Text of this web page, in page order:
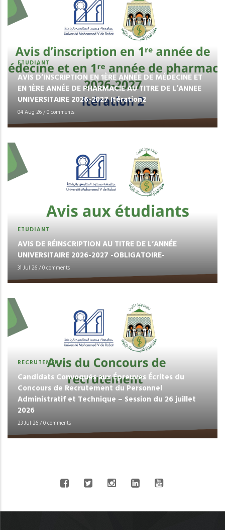
ETUDIANT
AVIS D’INSCRIPTION EN 1ÈRE ANNÉE DE MÉDECINE ET
EN 1ÈRE ANNÉE DE PHARMACIE AU TITRE DE L’ANNEE
UNIVERSITAIRE 2026-2027 Itération2
04 Aug 26/0 comments
ETUDIANT
AVIS DE RÉINSCRIPTION AU TITRE DE L’ANNÉE
UNIVERSITAIRE 2026-2027 -OBLIGATOIRE-
31 Jul 26/0 comments
RECRUTEMENT
Candidats Convoqués aux Épreuves Écrites du
Concours de Recrutement du Personnel
Administratif et Technique – Session du 26 juillet
2026
23 Jul 26/0 comments